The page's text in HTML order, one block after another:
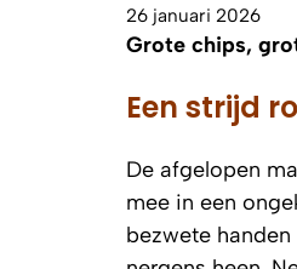
26 januari 2026
Grote chips,
Een strijd
De afgelopen
mee in een
bezwete